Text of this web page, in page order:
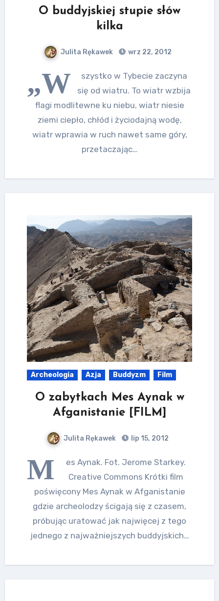
O buddyjskiej stupie słów
kilka
Julita Rękawek wrz 22, 2012
„W
szystko w Tybecie zaczyna
się od wiatru. To wiatr wzbija
flagi modlitewne ku niebu, wiatr niesie
ziemi ciepło, chłód i życiodajną wodę,
wiatr wprawia w ruch nawet same góry,
przetaczając…
Archeologia Azja Buddyzm Film
O zabytkach Mes Aynak w
Afganistanie [FILM]
Julita Rękawek lip 15, 2012
M
es Aynak. Fot. Jerome Starkey.
Creative Commons Krótki film
poświęcony Mes Aynak w Afganistanie
gdzie archeolodzy ścigają się z czasem,
próbując uratować jak najwięcej z tego
jednego z najważniejszych buddyjskich…